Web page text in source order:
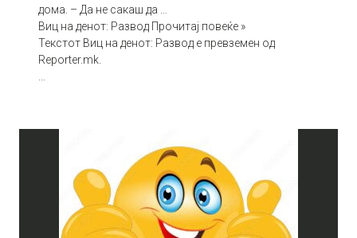
дома. – Да не сакаш да …
Виц на денот: Развод Прочитај повеќе »
Текстот Виц на денот: Развод е превземен од
Reporter.mk.